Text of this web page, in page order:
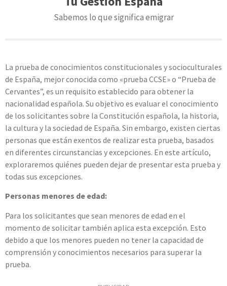
Sabemos lo que significa emigrar
La prueba de conocimientos constitucionales y socioculturales
de España, mejor conocida como «prueba CCSE» o “Prueba de
Cervantes”, es un requisito establecido para obtener la
nacionalidad española. Su objetivo es evaluar el conocimiento
de los solicitantes sobre la Constitución española, la historia,
la cultura y la sociedad de España. Sin embargo, existen ciertas
personas que están exentos de realizar esta prueba, basados
en diferentes circunstancias y excepciones. En este artículo,
exploraremos quiénes pueden dejar de presentar esta prueba y
todas sus excepciones.
Personas menores de edad:
Para los solicitantes que sean menores de edad en el
momento de solicitar también aplica esta excepción. Esto
debido a que los menores pueden no tener la capacidad de
comprensión y conocimientos necesarios para superar la
prueba.